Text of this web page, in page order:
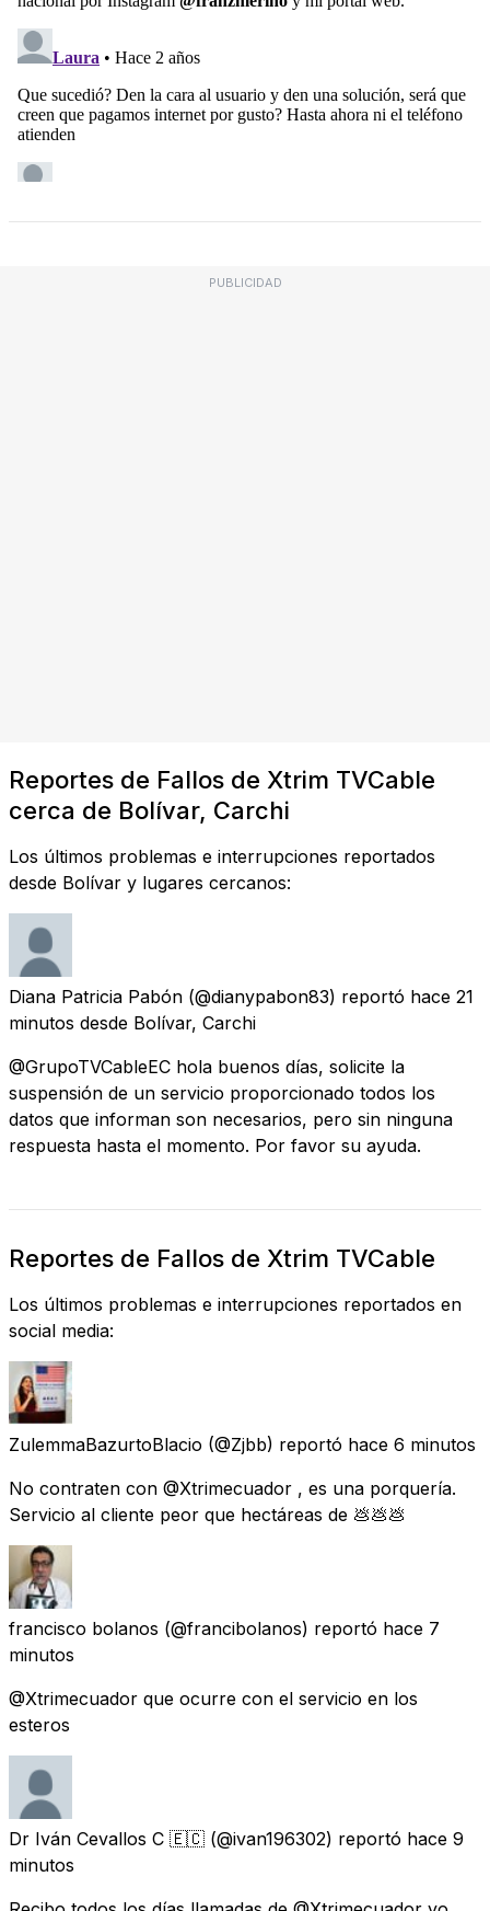
PUBLICIDAD
Reportes de Fallos de Xtrim TVCable
cerca de Bolívar, Carchi
Los últimos problemas e interrupciones reportados
desde Bolívar y lugares cercanos:
Diana Patricia Pabón (@dianypabon83) reportó hace 21
minutos desde Bolívar, Carchi
@GrupoTVCableEC hola buenos días, solicite la
suspensión de un servicio proporcionado todos los
datos que informan son necesarios, pero sin ninguna
respuesta hasta el momento. Por favor su ayuda.
Reportes de Fallos de Xtrim TVCable
Los últimos problemas e interrupciones reportados en
social media:
ZulemmaBazurtoBlacio (@Zjbb) reportó hace 6 minutos
No contraten con @Xtrimecuador , es una porquería.
Servicio al cliente peor que hectáreas de 💩💩💩
francisco bolanos (@francibolanos) reportó hace 7
minutos
@Xtrimecuador que ocurre con el servicio en los
esteros
Dr Iván Cevallos C 🇪🇨 (@ivan196302) reportó hace 9
minutos